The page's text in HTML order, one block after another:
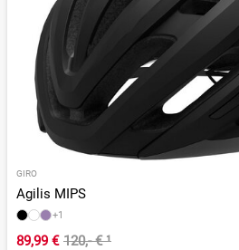
GIRO
Agilis MIPS
+1
89,99 € 120,- €¹